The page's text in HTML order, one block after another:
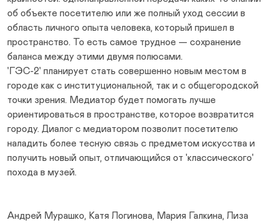
об объекте посетителю или же полный уход сессии в
область личного опыта человека, который пришел в
пространство. То есть самое трудное — сохранение
баланса между этими двумя полюсами.
'ГЭС-2' планирует стать совершенно новым местом в
городе как с институциональной, так и с общегородской
точки зрения. Медиатор будет помогать лучше
ориентироваться в пространстве, которое возвратится
городу. Диалог с медиатором позволит посетителю
наладить более тесную связь с предметом искусства и
получить новый опыт, отличающийся от 'классического'
похода в музей.
Андрей Мурашко, Катя Логинова, Мария Галкина, Лиза